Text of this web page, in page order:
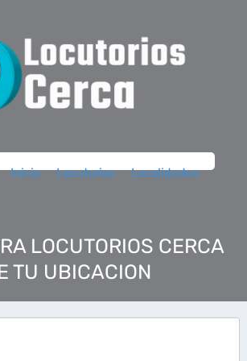
Inicio Locutorios Localidades
LOCUTORIOS CERCA
TU UBICACION